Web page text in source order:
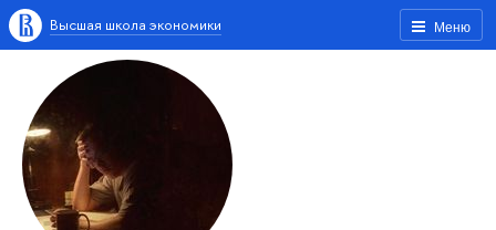
Меню
Высшая школа экономики